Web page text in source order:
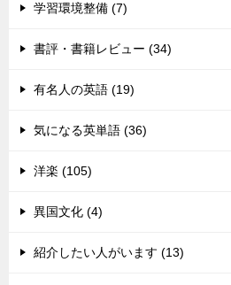
学習環境整備 (7)
書評・書籍レビュー (34)
有名人の英語 (19)
気になる英単語 (36)
洋楽 (105)
異国文化 (4)
紹介したい人がいます (13)